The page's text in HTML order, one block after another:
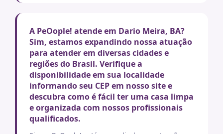
A PeOople! atende em Dario Meira, BA?
Sim, estamos expandindo nossa atuação
para atender em diversas cidades e
regiões do Brasil. Verifique a
disponibilidade em sua localidade
informando seu CEP em nosso site e
descubra como é fácil ter uma casa limpa
e organizada com nossos profissionais
qualificados.